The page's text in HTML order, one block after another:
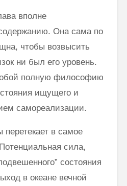
вполне
Она сама по
чтобы возвысить
ни был его уровень.
полную философию
ищущего и
самореализации.
в самое
сила,
состояния
в океане вечной